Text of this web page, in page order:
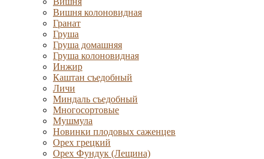
Вишня колоновидная
Гранат
Груша
Груша домашняя
Груша колоновидная
Инжир
Каштан съедобный
Личи
Миндаль съедобный
Многосортовые
Мушмула
Новинки плодовых саженцев
Орех грецкий
Орех Фундук (Лещина)